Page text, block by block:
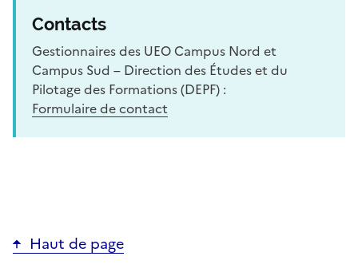
Contacts
Gestionnaires des UEO Campus Nord et
Campus Sud – Direction des Études et du
Pilotage des Formations (DEPF) :
Formulaire de contact
Haut de page